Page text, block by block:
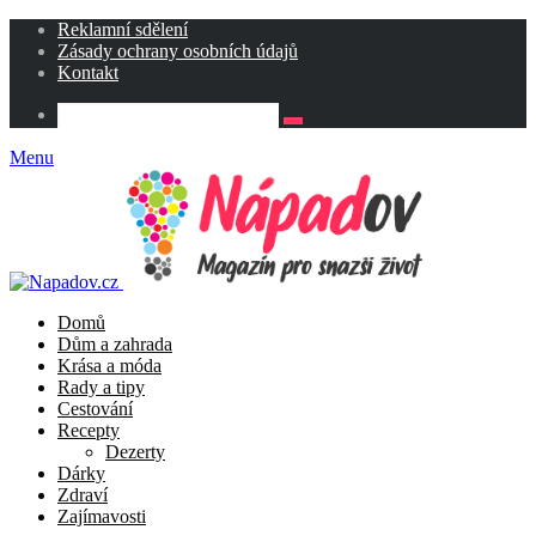
Reklamní sdělení
Zásady ochrany osobních údajů
Kontakt
Menu
Domů
Dům a zahrada
Krása a móda
Rady a tipy
Cestování
Recepty
Dezerty
Dárky
Zdraví
Zajímavosti